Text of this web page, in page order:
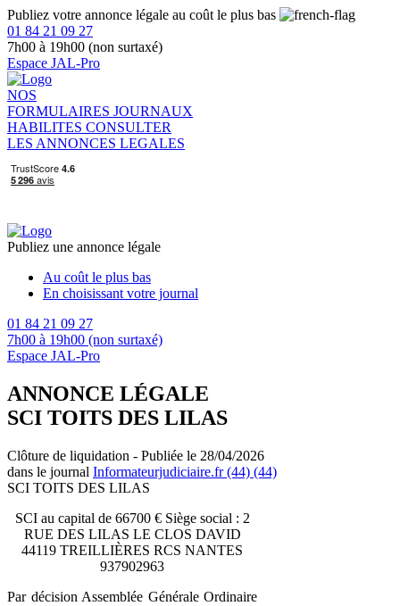
Publiez votre annonce légale au coût le plus bas
01 84 21 09 27
7h00 à 19h00 (non surtaxé)
Espace JAL-Pro
NOS
FORMULAIRES JOURNAUX
HABILITES CONSULTER
LES ANNONCES LEGALES
Publiez une annonce légale
Au coût le plus bas
En choisissant votre journal
01 84 21 09 27
7h00 à 19h00 (non surtaxé)
Espace JAL-Pro
ANNONCE LÉGALE
SCI TOITS DES LILAS
Clôture de liquidation - Publiée le 28/04/2026
dans le journal Informateurjudiciaire.fr (44) (44)
SCI TOITS DES LILAS
SCI au capital de 66700 € Siège social : 2
RUE DES LILAS LE CLOS DAVID
44119 TREILLIÈRES RCS NANTES
937902963
Par décision Assemblée Générale Ordinaire